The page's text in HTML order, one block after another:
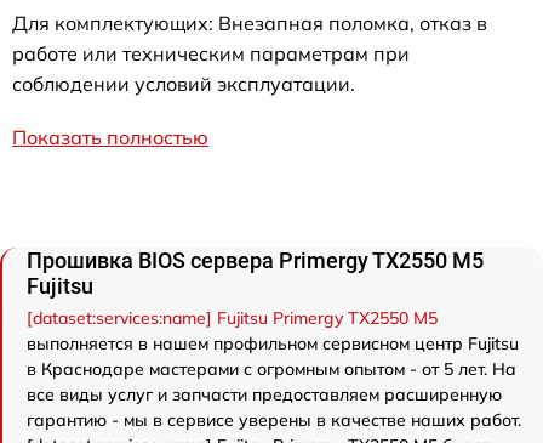
Для комплектующих: Внезапная поломка, отказ в
работе или техническим параметрам при
соблюдении условий эксплуатации.
Показать полностью
Прошивка BIOS сервера Primergy TX2550 M5
Fujitsu
[dataset:services:name] Fujitsu Primergy TX2550 M5
выполняется в нашем профильном сервисном центр Fujitsu
в Краснодаре мастерами с огромным опытом - от 5 лет. На
все виды услуг и запчасти предоставляем расширенную
гарантию - мы в сервисе уверены в качестве наших работ.